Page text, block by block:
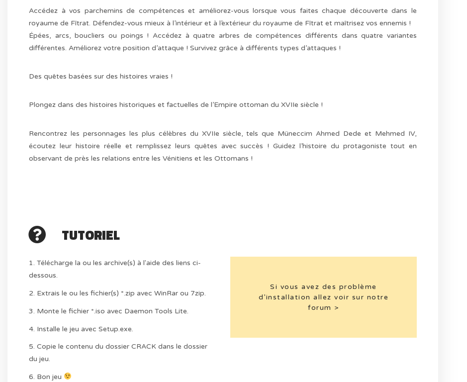
Accédez à vos parchemins de compétences et améliorez-vous lorsque vous faites chaque découverte dans le
royaume de Fîtrat. Défendez-vous mieux à l’intérieur et à l’extérieur du royaume de Fîtrat et maîtrisez vos ennemis !
Épées, arcs, boucliers ou poings ! Accédez à quatre arbres de compétences différents dans quatre variantes
différentes. Améliorez votre position d’attaque ! Survivez grâce à différents types d’attaques !
Des quêtes basées sur des histoires vraies !
Plongez dans des histoires historiques et factuelles de l’Empire ottoman du XVIIe siècle !
Rencontrez les personnages les plus célèbres du XVIIe siècle, tels que Müneccim Ahmed Dede et Mehmed IV,
écoutez leur histoire réelle et remplissez leurs quêtes avec succès ! Guidez l’histoire du protagoniste tout en
observant de près les relations entre les Vénitiens et les Ottomans !
TUTORIEL
1. Télécharge la ou les archive(s) à l'aide des liens ci-
dessous.
2. Extrais le ou les fichier(s) *.zip avec WinRar ou 7zip.
3. Monte le fichier *.iso avec Daemon Tools Lite.
4. Installe le jeu avec Setup.exe.
5. Copie le contenu du dossier CRACK dans le dossier
du jeu.
6. Bon jeu
Si vous avez des problème
d’installation allez voir sur notre
forum >